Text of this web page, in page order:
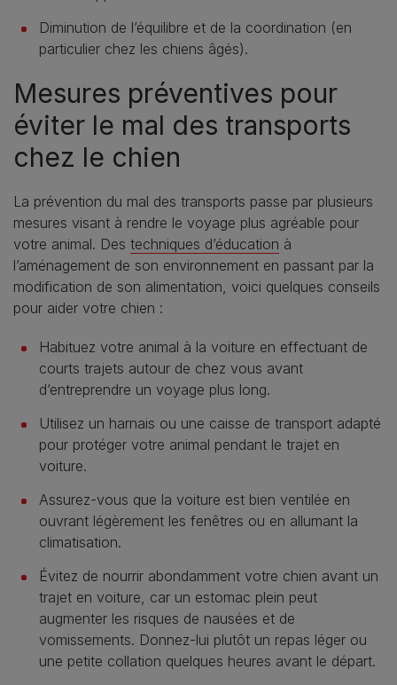
Diminution de l’équilibre et de la coordination (en
particulier chez les chiens âgés).
Mesures préventives pour
éviter le mal des transports
chez le chien
La prévention du mal des transports passe par plusieurs
mesures visant à rendre le voyage plus agréable pour
votre animal. Des techniques d’éducation à
l’aménagement de son environnement en passant par la
modification de son alimentation, voici quelques conseils
pour aider votre chien :
Habituez votre animal à la voiture en effectuant de
courts trajets autour de chez vous avant
d’entreprendre un voyage plus long.
Utilisez un harnais ou une caisse de transport adapté
pour protéger votre animal pendant le trajet en
voiture.
Assurez-vous que la voiture est bien ventilée en
ouvrant légèrement les fenêtres ou en allumant la
climatisation.
Évitez de nourrir abondamment votre chien avant un
trajet en voiture, car un estomac plein peut
augmenter les risques de nausées et de
vomissements. Donnez-lui plutôt un repas léger ou
une petite collation quelques heures avant le départ.